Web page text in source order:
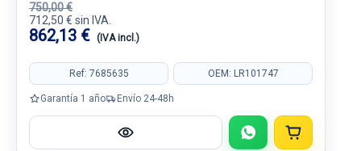
750,00 €
712,50 € sin IVA.
862,13 € (IVA incl.)
Ref: 7685635 OEM: LR101747
Garantía 1 año Envío 24-48h